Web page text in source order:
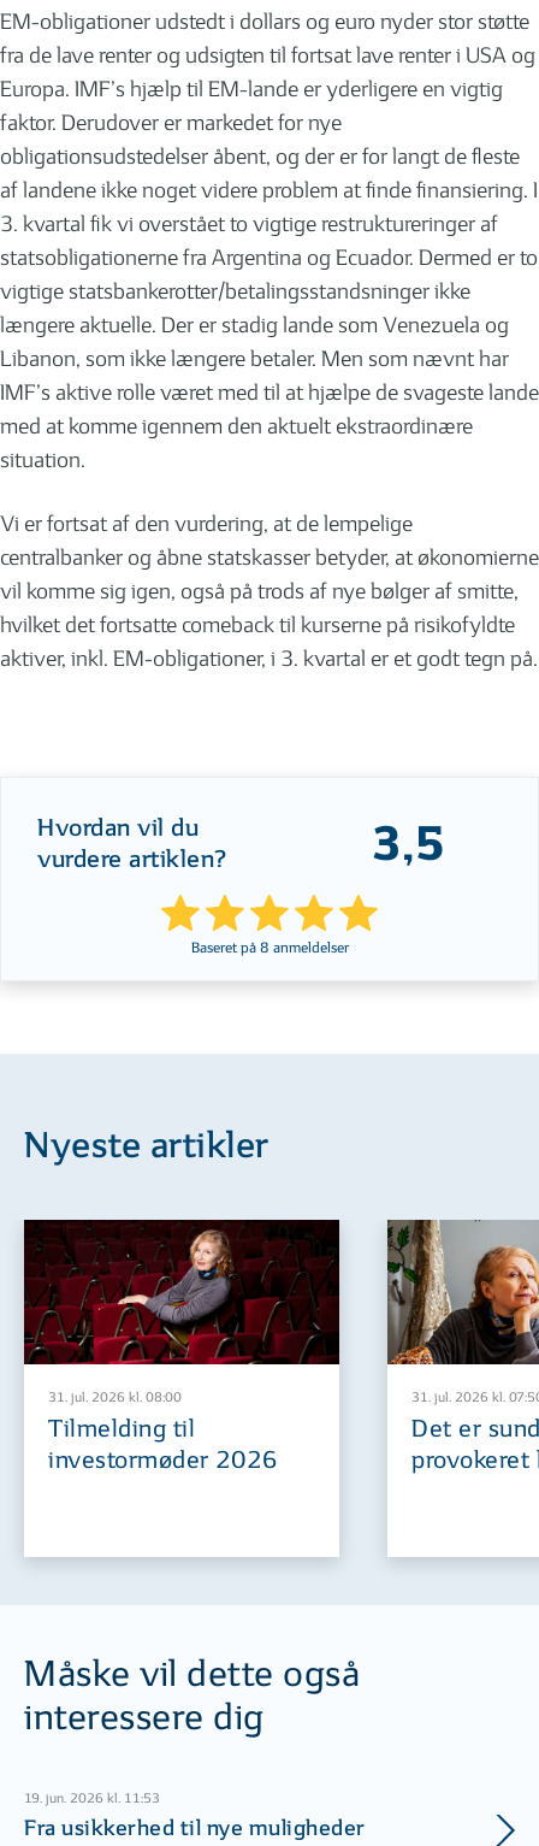
EM-obligationer udstedt i dollars og euro nyder stor støtte
fra de lave renter og udsigten til fortsat lave renter i USA og
Europa. IMF’s hjælp til EM-lande er yderligere en vigtig
faktor. Derudover er markedet for nye
obligationsudstedelser åbent, og der er for langt de fleste
af landene ikke noget videre problem at finde finansiering. I
3. kvartal fik vi overstået to vigtige restruktureringer af
statsobligationerne fra Argentina og Ecuador. Dermed er to
vigtige statsbankerotter/betalingsstandsninger ikke
længere aktuelle. Der er stadig lande som Venezuela og
Libanon, som ikke længere betaler. Men som nævnt har
IMF’s aktive rolle været med til at hjælpe de svageste lande
med at komme igennem den aktuelt ekstraordinære
situation.
Vi er fortsat af den vurdering, at de lempelige
centralbanker og åbne statskasser betyder, at økonomierne
vil komme sig igen, også på trods af nye bølger af smitte,
hvilket det fortsatte comeback til kurserne på risikofyldte
aktiver, inkl. EM-obligationer, i 3. kvartal er et godt tegn på.
Hvordan vil du
vurdere artiklen?
3,5
Baseret på 8 anmeldelser
Nyeste artikler
31. jul. 2026 kl. 08:00
Tilmelding til
investormøder 2026
31. jul. 2026 kl.
Det er
provokeret
Måske vil dette også
interessere dig
19. jun. 2026 kl. 11:53
Fra usikkerhed til nye muligheder